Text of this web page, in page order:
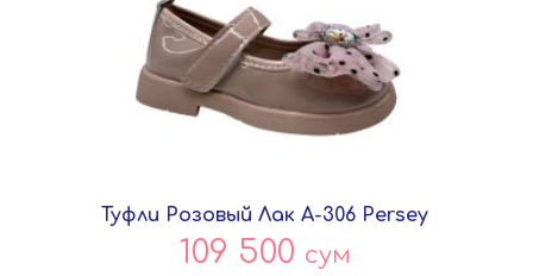
Туфли Розовый Лак A-306 Persey
109 500 сум